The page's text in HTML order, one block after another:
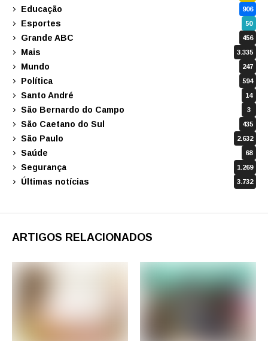
Educação 906
Esportes 50
Grande ABC 456
Mais 3.335
Mundo 247
Política 594
Santo André 14
São Bernardo do Campo 3
São Caetano do Sul 435
São Paulo 2.632
Saúde 68
Segurança 1.269
Últimas notícias 3.732
ARTIGOS RELACIONADOS